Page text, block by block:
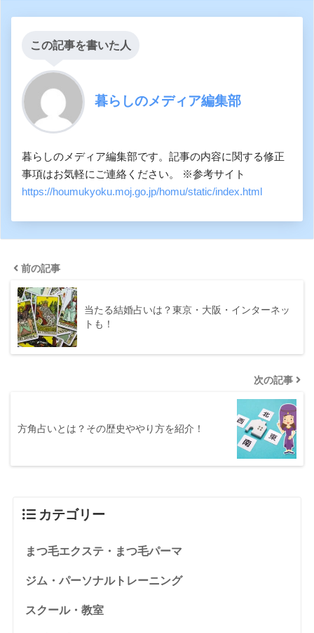
この記事を書いた人
暮らしのメディア編集部
暮らしのメディア編集部です。記事の内容に関する修正
事項はお気軽にご連絡ください。 ※参考サイト
https://houmukyoku.moj.go.jp/homu/static/index.html
前の記事
当たる結婚占いは？東京・大阪・インターネッ
トも！
次の記事
方角占いとは？その歴史ややり方を紹介！
カテゴリー
まつ毛エクステ・まつ毛パーマ
ジム・パーソナルトレーニング
スクール・教室